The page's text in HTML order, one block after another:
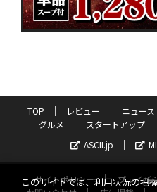
TOP レビュー ニュース
グルメ
スタートアップ
ASCII.jp
サイトポリシー プライバ
このサイトでは、利用状況の把